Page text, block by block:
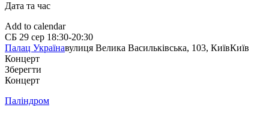
Дата та час
Add to calendar
СБ 29 сер 18:30-20:30
Палац Українавулиця Велика Васильківська, 103, КиївКиїв
Концерт
Зберегти
Концерт
Паліндром